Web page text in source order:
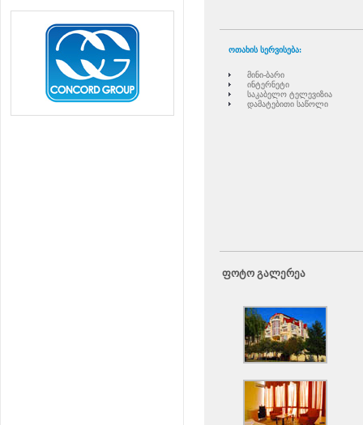
ოთახის სერვისება:
მინი-ბარი
ინტერნეტი
საკაბელო ტელევიზია
დამატებითი საწოლი
ფოტო გალერეა